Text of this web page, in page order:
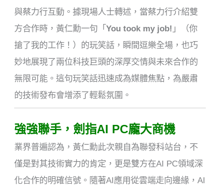
與蔡力行互動。據現場人士轉述，當蔡力行介紹雙
方合作時，黃仁勳一句「You took my job! 」（你
搶了我的工作！）的玩笑話，瞬間逗樂全場，也巧
妙地展現了兩位科技巨頭的深厚交情與未來合作的
無限可能。這句玩笑話迅速成為媒體焦點，為嚴肅
的技術發布會增添了輕鬆氛圍。
強強聯手，劍指AI PC龐大商機
業界普遍認為，黃仁勳此次親自為聯發科站台，不
僅是對其技術實力的肯定，更是雙方在AI PC領域深
化合作的明確信號。隨著AI應用從雲端走向邊緣，AI